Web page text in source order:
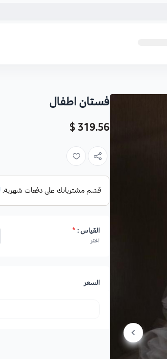
فستان اطفال
319.56 $
القياس :*
اختر
السعر